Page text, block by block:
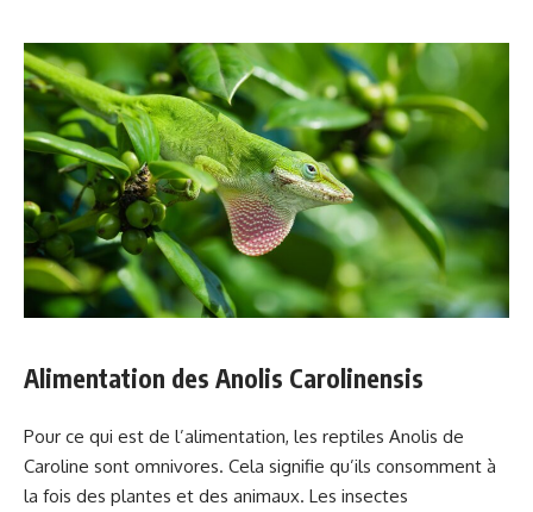
Alimentation des Anolis Carolinensis
Pour ce qui est de l’alimentation, les reptiles Anolis de
Caroline sont omnivores. Cela signifie qu’ils consomment à
la fois des plantes et des animaux. Les insectes